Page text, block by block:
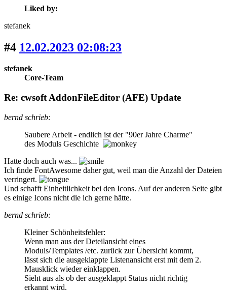
Liked by:
stefanek
#4 12.02.2023 02:08:23
stefanek
Core-Team
Re: cwsoft AddonFileEditor (AFE) Update
bernd schrieb:
Saubere Arbeit - endlich ist der "90er Jahre Charme"
des Moduls Geschichte
Hatte doch auch was...
Ich finde FontAwesome daher gut, weil man die Anzahl der Dateien
verringert.
Und schafft Einheitlichkeit bei den Icons. Auf der anderen Seite gibt
es einige Icons nicht die ich gerne hätte.
bernd schrieb:
Kleiner Schönheitsfehler:
Wenn man aus der Deteilansicht eines
Moduls/Templates /etc. zurück zur Übersicht kommt,
lässt sich die ausgeklappte Listenansicht erst mit dem 2.
Mausklick wieder einklappen.
Sieht aus als ob der ausgeklappt Status nicht richtig
erkannt wird.